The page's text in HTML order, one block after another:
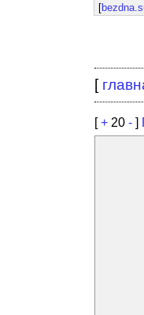
[
[
[+ 20 - ]